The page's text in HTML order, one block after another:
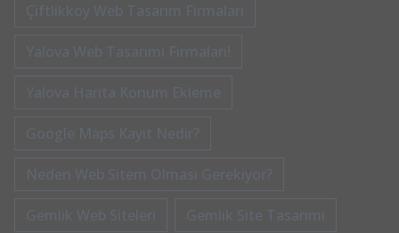
Çiftlikköy Web Tasarım Firmaları
Yalova Web Tasarımı Firmaları!
Yalova Harita Konum Ekleme
Google Maps Kayıt Nedir?
Neden Web Sitem Olması Gerekiyor?
Gemlik Web Siteleri Gemlik Site Tasarımı